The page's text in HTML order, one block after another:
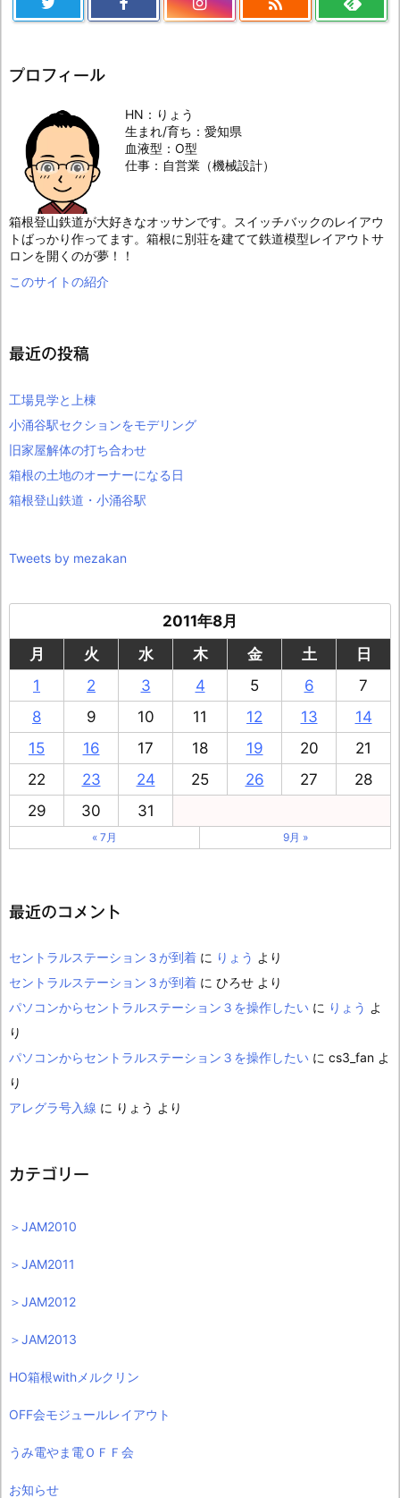
プロフィール
HN：りょう
生まれ/育ち：愛知県
血液型：O型
仕事：自営業（機械設計）
箱根登山鉄道が大好きなオッサンです。スイッチバックのレイアウ
トばっかり作ってます。箱根に別荘を建てて鉄道模型レイアウトサ
ロンを開くのが夢！！
このサイトの紹介
最近の投稿
工場見学と上棟
小涌谷駅セクションをモデリング
旧家屋解体の打ち合わせ
箱根の土地のオーナーになる日
箱根登山鉄道・小涌谷駅
Tweets by mezakan
2011年8月
月
火 水 木 金 土
日
1
2 3 4 5 6
7
8
9 10 11 12 13
14
15
16 17 18 19 20
21
22
23 24 25 26 27
28
29
30 31
« 7月 9月 »
最近のコメント
セントラルステーション３が到着 に りょう より
セントラルステーション３が到着 に ひろせ より
パソコンからセントラルステーション３を操作したい に りょう よ
り
パソコンからセントラルステーション３を操作したい に cs3_fan よ
り
アレグラ号入線 に りょう より
カテゴリー
＞JAM2010
＞JAM2011
＞JAM2012
＞JAM2013
HO箱根withメルクリン
OFF会モジュールレイアウト
うみ電やま電ＯＦＦ会
お知らせ